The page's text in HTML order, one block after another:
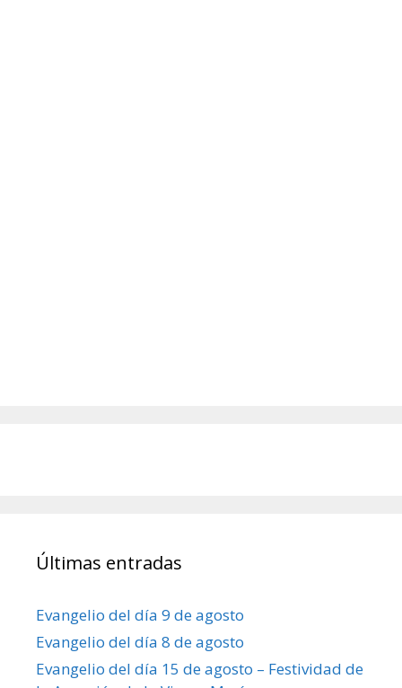
Últimas entradas
Evangelio del día 9 de agosto
Evangelio del día 8 de agosto
Evangelio del día 15 de agosto – Festividad de